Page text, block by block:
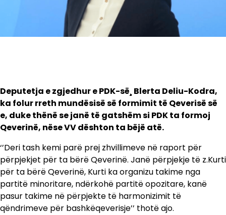
Deputetja e zgjedhur e PDK-së¸ Blerta Deliu-Kodra,
ka folur rreth mundësisë së formimit të Qeverisë së
e, duke thënë se janë të gatshëm si PDK ta formoj
Qeverinë, nëse VV dështon ta bëjë atë.
‘’Deri tash kemi parë prej zhvillimeve në raport për
përpjekjet për ta bërë Qeverinë. Janë përpjekje të z.Kurti
për ta bërë Qeverinë, Kurti ka organizu takime nga
partitë minoritare, ndërkohë partitë opozitare, kanë
pasur takime në përpjekte të harmonizimit të
qëndrimeve për bashkëqeverisje’’ thotë ajo.